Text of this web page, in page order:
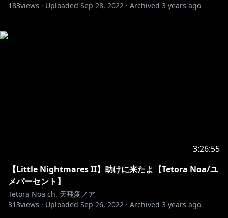
183views · Uploaded Sep 28, 2022 · Archived 3 years ago
3:26:55
【Little Nightmares II】助けに来たよ【Tetora Noa/ユ
メパーセント】
Tetora Noa ch. 天飛愛ノア
313views · Uploaded Sep 26, 2022 · Archived 3 years ago